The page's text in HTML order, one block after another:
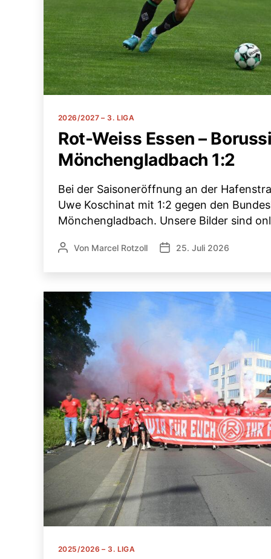
Kategorien
2026/2027 – 3. LIGA
Rot-Weiss Essen –
Mönchengladbach 1:2
Bei der Saisoneröffnung an der
Uwe Koschinat mit 1:2 gegen den
Mönchengladbach. Unsere Bilder sind
Beitragsautor
Von Marcel Rotzoll Veröffentlichungsdatum
25. Juli 2026
Kategorien
2025/2026 – 3. LIGA